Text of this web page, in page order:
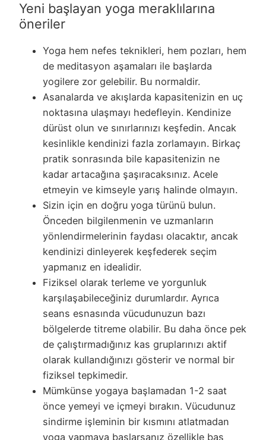
Yeni başlayan yoga meraklılarına
öneriler
Yoga hem nefes teknikleri, hem pozları, hem
de meditasyon aşamaları ile başlarda
yogilere zor gelebilir. Bu normaldir.
Asanalarda ve akışlarda kapasitenizin en uç
noktasına ulaşmayı hedefleyin. Kendinize
dürüst olun ve sınırlarınızı keşfedin. Ancak
kesinlikle kendinizi fazla zorlamayın. Birkaç
pratik sonrasında bile kapasitenizin ne
kadar artacağına şaşıracaksınız. Acele
etmeyin ve kimseyle yarış halinde olmayın.
Sizin için en doğru yoga türünü bulun.
Önceden bilgilenmenin ve uzmanların
yönlendirmelerinin faydası olacaktır, ancak
kendinizi dinleyerek keşfederek seçim
yapmanız en idealidir.
Fiziksel olarak terleme ve yorgunluk
karşılaşabileceğiniz durumlardır. Ayrıca
seans esnasında vücudunuzun bazı
bölgelerde titreme olabilir. Bu daha önce pek
de çalıştırmadığınız kas gruplarınızı aktif
olarak kullandığınızı gösterir ve normal bir
fiziksel tepkimedir.
Mümkünse yogaya başlamadan 1-2 saat
önce yemeyi ve içmeyi bırakın. Vücudunuz
sindirme işleminin bir kısmını atlatmadan
yoga yapmaya başlarsanız özellikle baş